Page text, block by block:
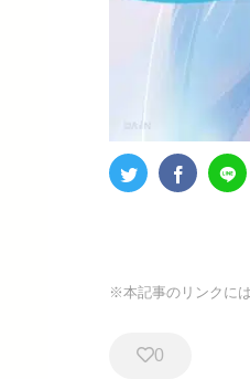
※本記事のリンクに
0